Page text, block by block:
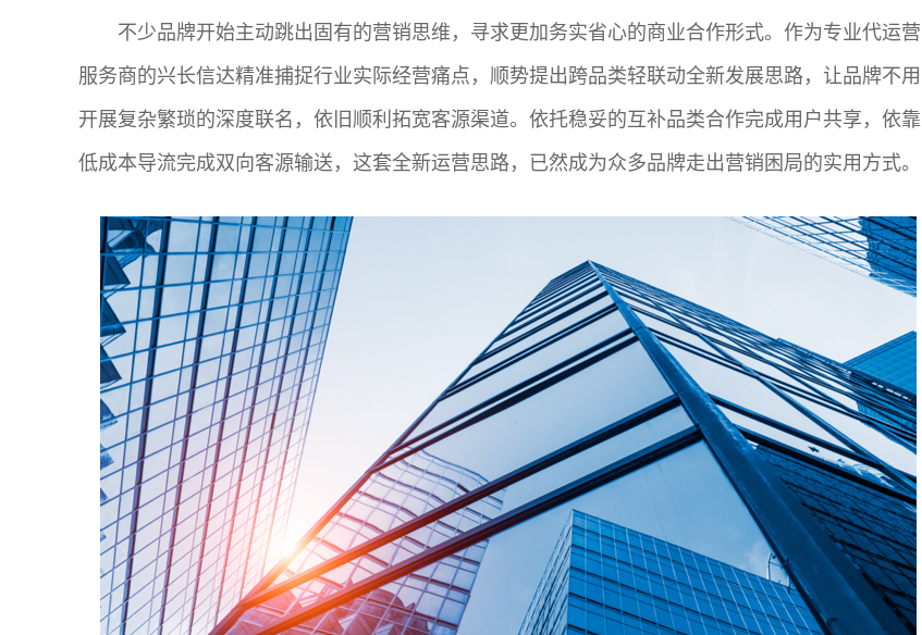
不少品牌开始主动跳出固有的营销思维，寻求更加务实省心的商业合作形式。作为专业代运营
服务商的兴长信达精准捕捉行业实际经营痛点，顺势提出跨品类轻联动全新发展思路，让品牌不用
开展复杂繁琐的深度联名，依旧顺利拓宽客源渠道。依托稳妥的互补品类合作完成用户共享，依靠
低成本导流完成双向客源输送，这套全新运营思路，已然成为众多品牌走出营销困局的实用方式。